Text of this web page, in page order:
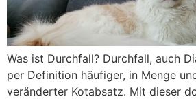
Was ist Durchfall? Durchfall, auch
per Definition häufiger, in Menge
veränderter Kotabsatz. Mit dieser